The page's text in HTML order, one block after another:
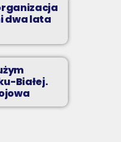
dwa lata
Białej.